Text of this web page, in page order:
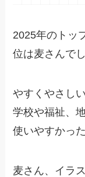
2025年のトッ
位は麦さんでし
やすくやさし
学校や福祉、
使いやすかっ
麦さん、イラ